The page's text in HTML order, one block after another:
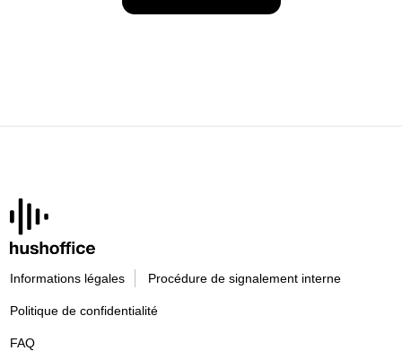
Informations légales Procédure de signalement interne
Politique de confidentialité
FAQ